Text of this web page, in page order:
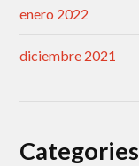
enero 2022
diciembre 2021
Categories